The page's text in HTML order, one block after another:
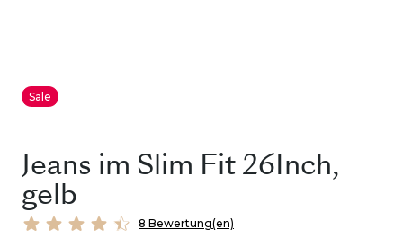
Sale
Jeans im Slim Fit 26Inch,
gelb
8 Bewertung(en)